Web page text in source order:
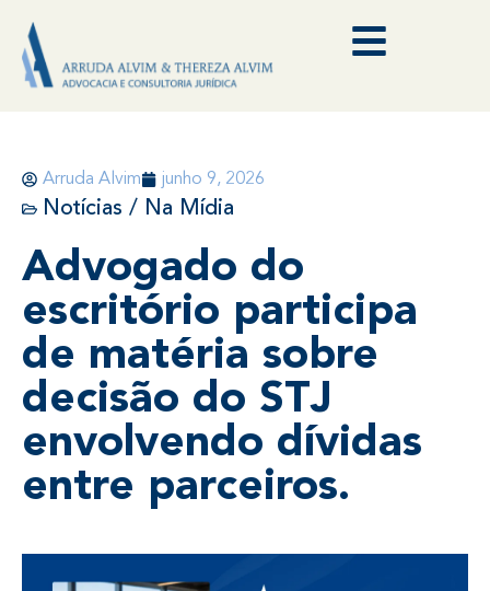
Arruda Alvim junho 9, 2026
Notícias / Na Mídia
Advogado do
escritório participa
de matéria sobre
decisão do STJ
envolvendo dívidas
entre parceiros.